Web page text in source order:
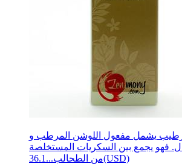
يشمل مفعول اللوشن المرطب و
فهو يجمع بين السكريات المستخلصة
من الطحالب...36.1(USD)